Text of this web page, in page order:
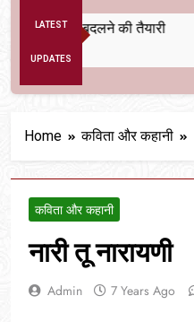
LATEST
UPDATES
बदलने की तैयारी
Home कविता और कहानी
कविता और कहानी
नारी तू नारायणी
Admin 7 Years Ago